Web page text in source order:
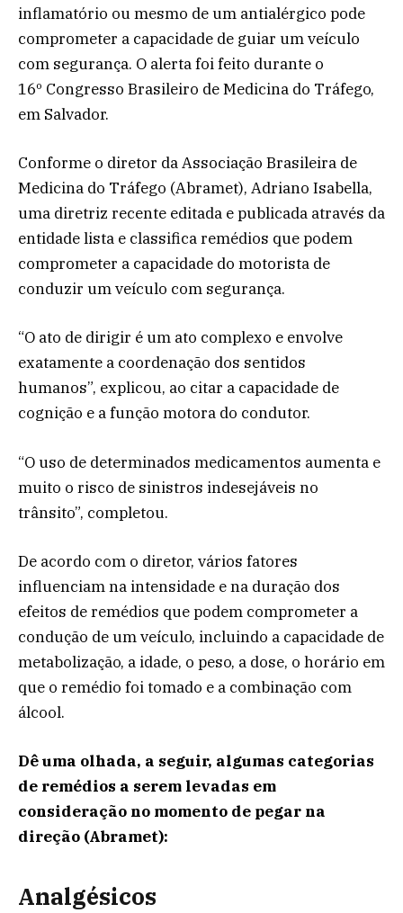
inflamatório ou mesmo de um antialérgico pode
comprometer a capacidade de guiar um veículo
com segurança. O alerta foi feito durante o
16º Congresso Brasileiro de Medicina do Tráfego,
em Salvador.
Conforme o diretor da Associação Brasileira de
Medicina do Tráfego (Abramet), Adriano Isabella,
uma diretriz recente editada e publicada através da
entidade lista e classifica remédios que podem
comprometer a capacidade do motorista de
conduzir um veículo com segurança.
“O ato de dirigir é um ato complexo e envolve
exatamente a coordenação dos sentidos
humanos”, explicou, ao citar a capacidade de
cognição e a função motora do condutor.
“O uso de determinados medicamentos aumenta e
muito o risco de sinistros indesejáveis no
trânsito”, completou.
De acordo com o diretor, vários fatores
influenciam na intensidade e na duração dos
efeitos de remédios que podem comprometer a
condução de um veículo, incluindo a capacidade de
metabolização, a idade, o peso, a dose, o horário em
que o remédio foi tomado e a combinação com
álcool.
Dê uma olhada, a seguir, algumas categorias
de remédios a serem levadas em
consideração no momento de pegar na
direção (Abramet):
Analgésicos